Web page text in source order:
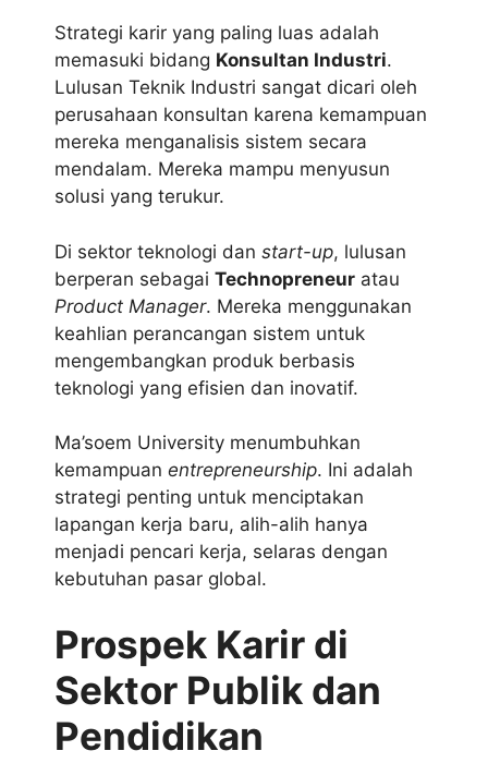
Strategi karir yang paling luas adalah
memasuki bidang Konsultan Industri.
Lulusan Teknik Industri sangat dicari oleh
perusahaan konsultan karena kemampuan
mereka menganalisis sistem secara
mendalam. Mereka mampu menyusun
solusi yang terukur.
Di sektor teknologi dan start-up, lulusan
berperan sebagai Technopreneur atau
Product Manager. Mereka menggunakan
keahlian perancangan sistem untuk
mengembangkan produk berbasis
teknologi yang efisien dan inovatif.
Ma’soem University menumbuhkan
kemampuan entrepreneurship. Ini adalah
strategi penting untuk menciptakan
lapangan kerja baru, alih-alih hanya
menjadi pencari kerja, selaras dengan
kebutuhan pasar global.
Prospek Karir di
Sektor Publik dan
Pendidikan